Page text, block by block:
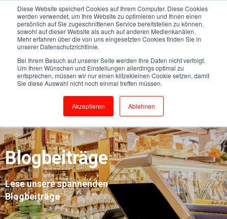
Diese Website speichert Cookies auf Ihrem Computer. Diese Cookies
werden verwendet, um Ihre Website zu optimieren und Ihnen einen
persönlich auf Sie zugeschnittenen Service bereitstellen zu können,
sowohl auf dieser Website als auch auf anderen Medienkanälen.
Mehr erfahren über die von uns eingesetzten Cookies finden Sie in
unserer Datenschutzrichtlinie.
Bei Ihrem Besuch auf unserer Seite werden Ihre Daten nicht verfolgt.
Um Ihren Wünschen und Einstellungen allerdings optimal zu
entsprechen, müssen wir nur einen klitzekleinen Cookie setzen, damit
Sie diese Auswahl nicht noch einmal treffen müssen.
Akzeptieren Ablehnen
Blogbeiträge
Lese unsere spannenden
Blogbeiträge